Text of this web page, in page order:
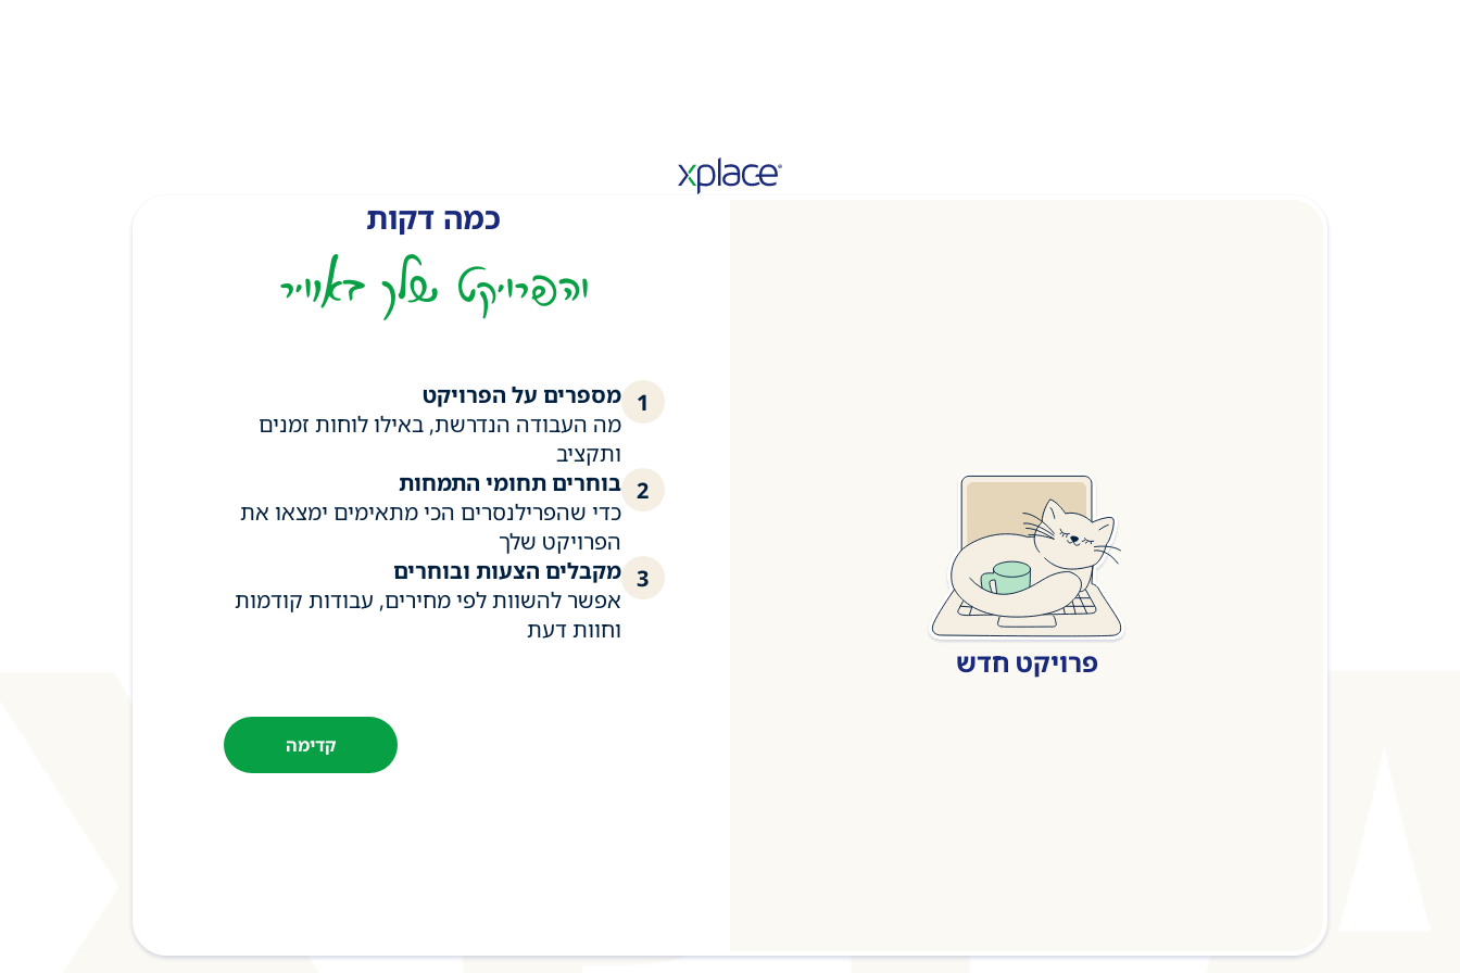
פרויקט חדש
כמה דקות
והפרויקט שלך באוויר
1 מספרים על הפרויקט
מה העבודה הנדרשת, באילו לוחות זמנים
ותקציב
2 בוחרים תחומי התמחות
כדי שהפרילנסרים הכי מתאימים ימצאו את
הפרויקט שלך
3 מקבלים הצעות ובוחרים
אפשר להשוות לפי מחירים, עבודות קודמות
וחוות דעת
קדימה